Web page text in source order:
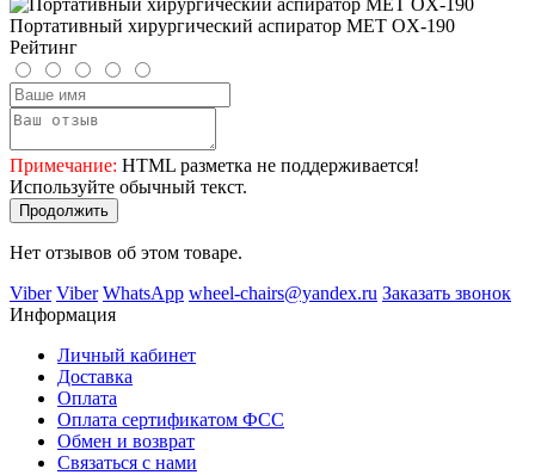
Портативный хирургический аспиратор MET OX-190
Рейтинг
Примечание: HTML разметка не поддерживается!
Используйте обычный текст.
Продолжить
Нет отзывов об этом товаре.
Viber Viber WhatsApp wheel-chairs@yandex.ru Заказать звонок
Информация
Личный кабинет
Доставка
Оплата
Оплата сертификатом ФСС
Обмен и возврат
Связаться с нами